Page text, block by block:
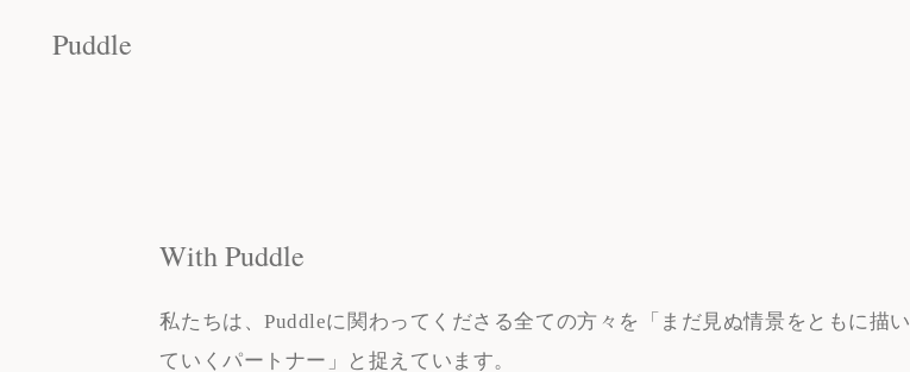
Puddle
Puddle
With Puddle
私たちは、Puddleに関わってくださる全ての方々を「まだ見ぬ情景をともに描い
ていくパートナー」と捉えています。